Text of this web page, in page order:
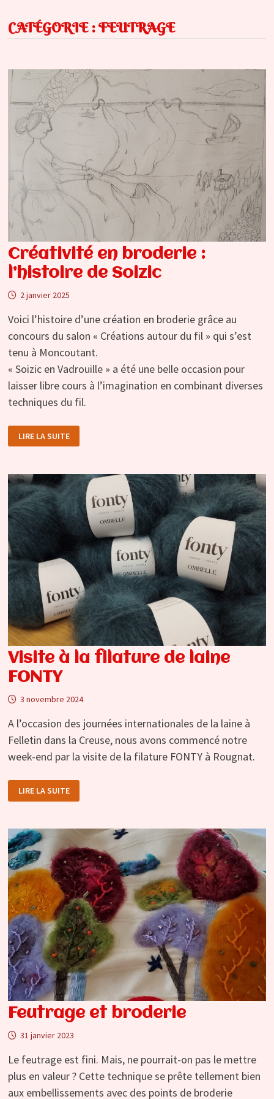
CATÉGORIE :FEUTRAGE
Créativité en broderie :
l’histoire de Soizic
2 janvier 2025
Voici l’histoire d’une création en broderie grâce au
concours du salon « Créations autour du fil » qui s’est
tenu à Moncoutant.
« Soizic en Vadrouille » a été une belle occasion pour
laisser libre cours à l’imagination en combinant diverses
techniques du fil.
EN
BRODERIE
DE
SOIZIC
LIRE LA SUITE
Visite à la filature de laine
FONTY
3 novembre 2024
A l’occasion des journées internationales de la laine à
Felletin dans la Creuse, nous avons commencé notre
week-end par la visite de la filature FONTY à Rougnat.
À
LA
LAINE
FONTY
LIRE LA SUITE
Feutrage et broderie
31 janvier 2023
Le feutrage est fini. Mais, ne pourrait-on pas le mettre
plus en valeur ? Cette technique se prête tellement bien
aux embellissements avec des points de broderie